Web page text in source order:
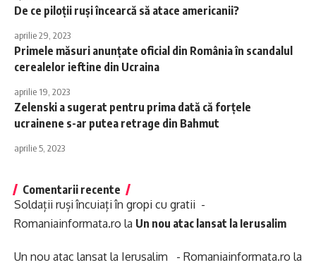
De ce piloții ruși încearcă să atace americanii?
aprilie 29, 2023
Primele măsuri anunțate oficial din România în scandalul
cerealelor ieftine din Ucraina
aprilie 19, 2023
Zelenski a sugerat pentru prima dată că forțele
ucrainene s-ar putea retrage din Bahmut
aprilie 5, 2023
Comentarii recente
Soldații ruși încuiați în gropi cu gratii -
Romaniainformata.ro la Un nou atac lansat la Ierusalim
Un nou atac lansat la Ierusalim - Romaniainformata.ro la